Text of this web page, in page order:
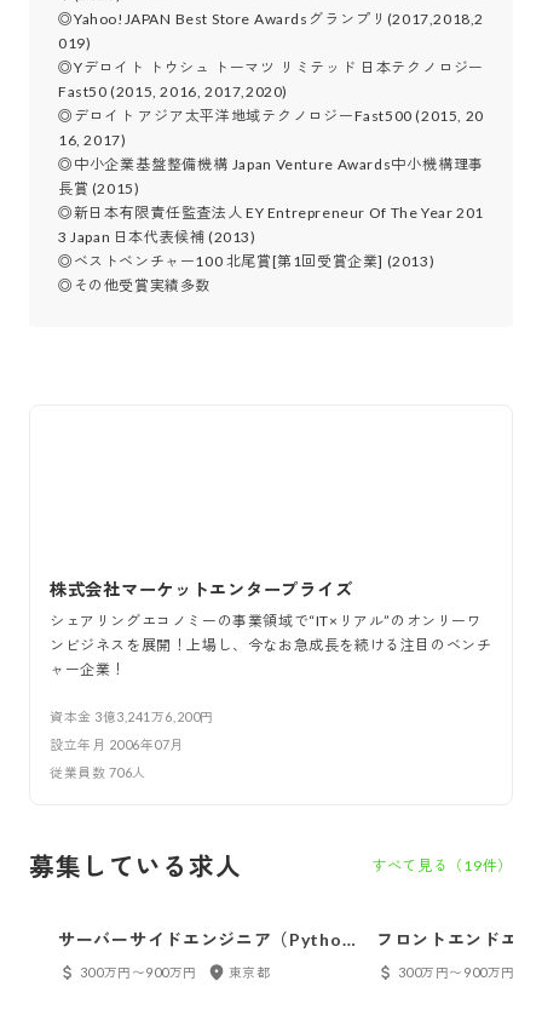
◎Yahoo!JAPAN Best Store Awardsグランプリ(2017,2018,2
019)
◎Yデロイト トウシュ トーマツ リミテッド 日本テクノロジー
Fast50 (2015, 2016, 2017,2020)
◎デロイト アジア太平洋地域テクノロジーFast500 (2015, 20
16, 2017)
◎中小企業基盤整備機構 Japan Venture Awards中小機構理事
長賞 (2015)
◎新日本有限責任監査法人 EY Entrepreneur Of The Year 201
3 Japan 日本代表候補 (2013)
◎ベストベンチャー100 北尾賞[第1回受賞企業] (2013)
◎その他受賞実績多数
株式会社マーケットエンタープライズ
シェアリングエコノミーの事業領域で“IT×リアル”のオンリーワ
ンビジネスを展開！上場し、今なお急成長を続ける注目のベンチ
ャー企業！
資本金 3億3,241万6,200円
設立年月 2006年07月
従業員数 706人
募集している求人 すべて見る（ 19件）
サーバーサイドエンジニア（Python
メイン）【上場／ベンチャー企業】
300万円〜900万円 東京都
フロントエンドエ
ベンチャー企業】
300万円〜900万円